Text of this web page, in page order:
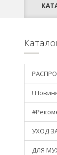
!
УХОД
ДЛЯ